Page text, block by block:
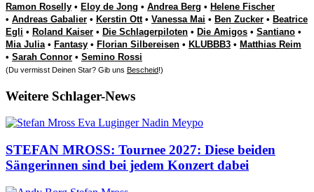
Ramon Roselly • Eloy de Jong • Andrea Berg • Helene Fischer
• Andreas Gabalier • Kerstin Ott• Vanessa Mai • Ben Zucker • Beatrice
Egli • Roland Kaiser • Die Schlagerpiloten • Die Amigos • Santiano •
Mia Julia • Fantasy • Florian Silbereisen • KLUBBB3 • Matthias Reim
• Sarah Connor • Semino Rossi
(Du vermisst Deinen Star? Gib uns Bescheid!)
Weitere Schlager-News
STEFAN MROSS: Tournee 2027: Diese beiden
Sängerinnen sind bei jedem Konzert dabei